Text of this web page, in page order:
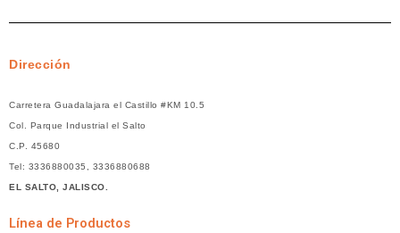
Dirección
Carretera Guadalajara el Castillo #KM 10.5
Col. Parque Industrial el Salto
C.P. 45680
Tel: 3336880035, 3336880688
EL SALTO, JALISCO.
Línea de Productos